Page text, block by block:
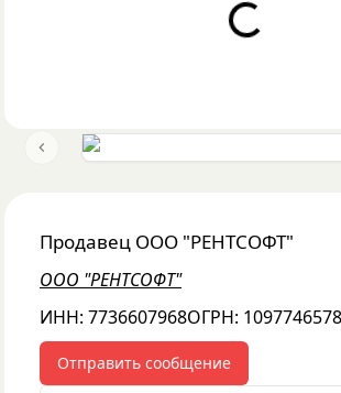
Loading...
Previous slide
Продавец ООО "РЕНТСОФТ"
ООО "РЕНТСОФТ"
ИНН: 7736607968ОГРН:
Отправить сообщение